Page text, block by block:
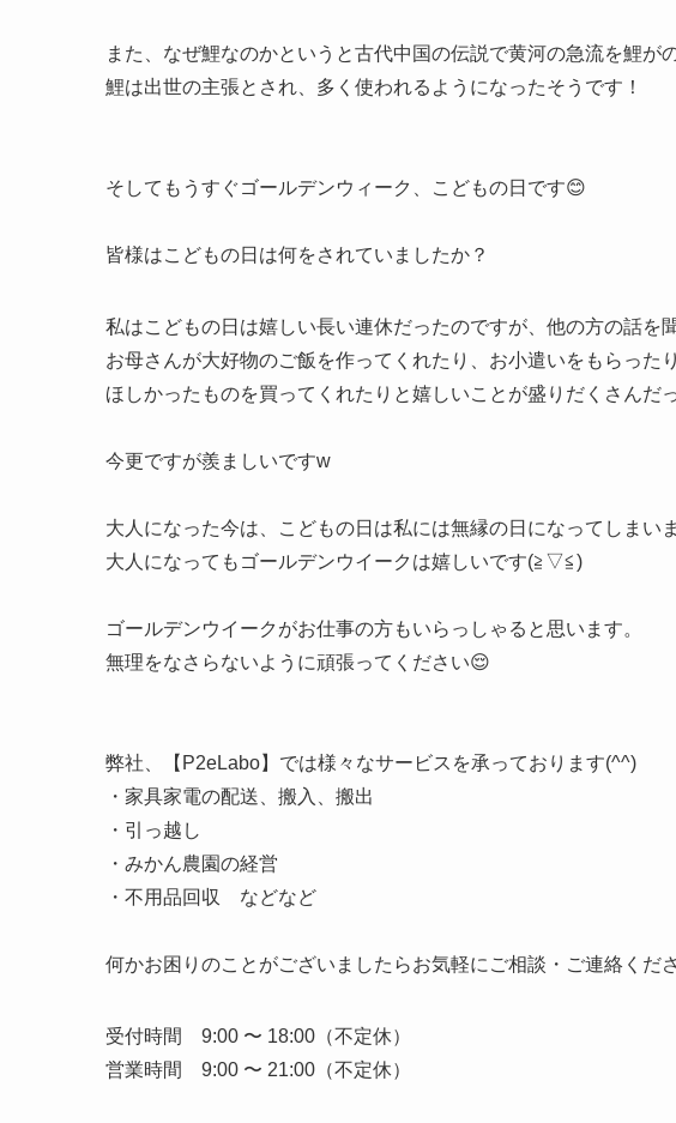
また、なぜ鯉なのかというと古代中国の伝説で黄河の急流を鯉が
鯉は出世の主張とされ、多く使われるようになったそうです！
そしてもうすぐゴールデンウィーク、こどもの日です😊
皆様はこどもの日は何をされていましたか？
私はこどもの日は嬉しい長い連休だったのですが、他の方の話を
お母さんが大好物のご飯を作ってくれたり、お小遣いをもらったり
ほしかったものを買ってくれたりと嬉しいことが盛りだくさんだ
今更ですが羨ましいですw
大人になった今は、こどもの日は私には無縁の日になってしまい
大人になってもゴールデンウイークは嬉しいです(≧▽≦)
ゴールデンウイークがお仕事の方もいらっしゃると思います。
無理をなさらないように頑張ってください😌
弊社、【P2eLabo】では様々なサービスを承っております(^^)
・家具家電の配送、搬入、搬出
・引っ越し
・みかん農園の経営
・不用品回収 などなど
何かお困りのことがございましたらお気軽にご相談・ご連絡くだ
受付時間 9:00 〜 18:00（不定休）
営業時間 9:00 〜 21:00（不定休）